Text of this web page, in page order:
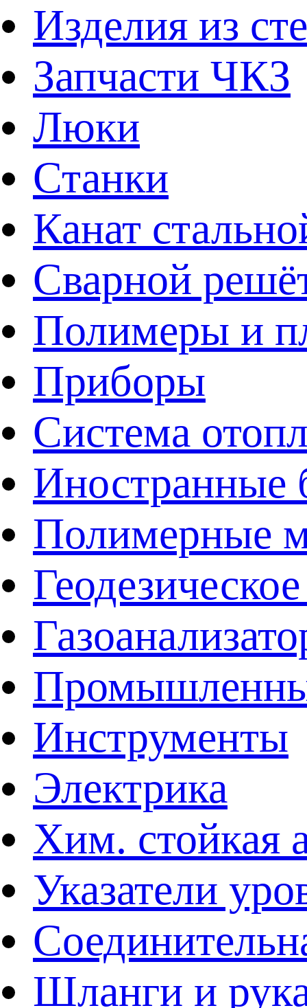
Изделия из
Запчасти ЧКЗ
Люки
Станки
Канат
Сварной
Полимеры и
Приборы
Система
Иностранные
Полимерные
Инструменты
Электрика
Хим. стойкая
Указатели
Шланги и